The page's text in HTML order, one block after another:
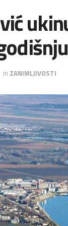
in ZANIMLJIVOSTI